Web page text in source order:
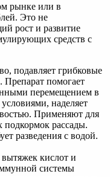
рынке или в
Это не
рост и развитие
средств с
подавляет грибковые
Препарат помогает
перемещением в
наделяет
Применяют для
подкормок рассады.
разведения с водой.
кислот и
системы